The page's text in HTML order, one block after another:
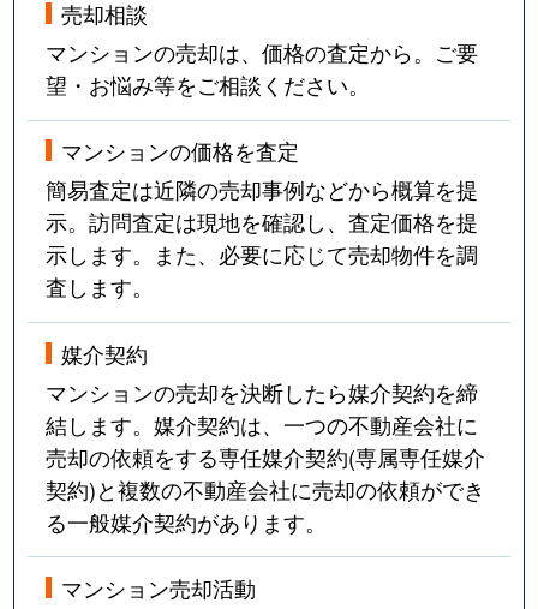
売却相談
マンションの売却は、価格の査定から。ご要
望・お悩み等をご相談ください。
マンションの価格を査定
簡易査定は近隣の売却事例などから概算を提
示。訪問査定は現地を確認し、査定価格を提
示します。また、必要に応じて売却物件を調
査します。
媒介契約
マンションの売却を決断したら媒介契約を締
結します。媒介契約は、一つの不動産会社に
売却の依頼をする専任媒介契約(専属専任媒介
契約)と複数の不動産会社に売却の依頼ができ
る一般媒介契約があります。
マンション売却活動